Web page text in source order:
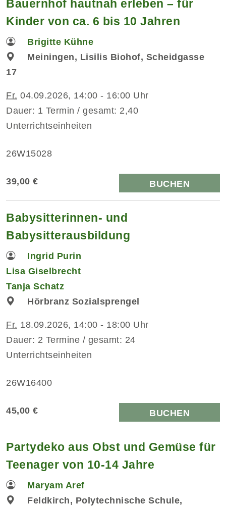
Bauernhof hautnah erleben – für
Kinder von ca. 6 bis 10 Jahren
Brigitte Kühne
Meiningen, Lisilis Biohof, Scheidgasse
17
Fr. 04.09.2026, 14:00 - 16:00 Uhr
Dauer: 1 Termin / gesamt: 2,40
Unterrichtseinheiten
26W15028
39,00 € BUCHEN
Babysitterinnen- und
Babysitterausbildung
Ingrid Purin
Lisa Giselbrecht
Tanja Schatz
Hörbranz Sozialsprengel
Fr. 18.09.2026, 14:00 - 18:00 Uhr
Dauer: 2 Termine / gesamt: 24
Unterrichtseinheiten
26W16400
45,00 € BUCHEN
Partydeko aus Obst und Gemüse für
Teenager von 10-14 Jahre
Maryam Aref
Feldkirch, Polytechnische Schule,